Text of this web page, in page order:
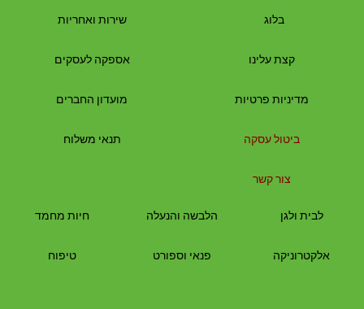
בלוג
קצת עלינו
מדיניות פרטיות
ביטול עסקה
צור קשר
שירות ואחריות
אספקה לעסקים
מועדון החברים
תנאי משלוח
לבית ולגן
אלקטרוניקה
הלבשה והנעלה
פנאי וספורט
חיות מחמד
טיפוח